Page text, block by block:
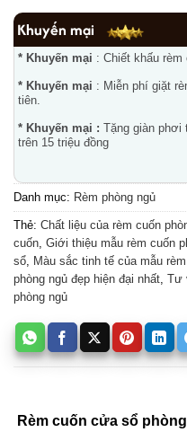
Khuyến mại
* Khuyến mại : Chiết khấu
* Khuyến mại : Miễn phí giặt
tiên.
* Khuyến mại : Tặng giàn phơi
trên 15 triệu đồng
Danh mục: Rèm phòng ngủ
Thẻ: Chất liệu của rèm cuốn
cuốn, Giới thiệu mẫu rèm cuốn
sổ, Màu sắc tinh tế của mẫu
phòng ngủ đẹp hiện đại nhất, Tư
phòng ngủ
Rèm cuốn cửa sổ